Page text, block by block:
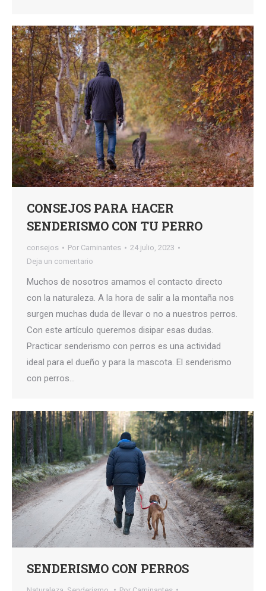
CONSEJOS PARA HACER
SENDERISMO CON TU PERRO
consejos Por Caminantes
24 julio, 2023
Deja un comentario
Muchos de nosotros amamos el contacto directo
con la naturaleza. A la hora de salir a la montaña nos
surgen muchas duda de llevar o no a nuestros perros.
Con este artículo queremos disipar esas dudas.
Practicar senderismo con perros es una actividad
ideal para el dueño y para la mascota. El senderismo
con perros…
SENDERISMO CON PERROS